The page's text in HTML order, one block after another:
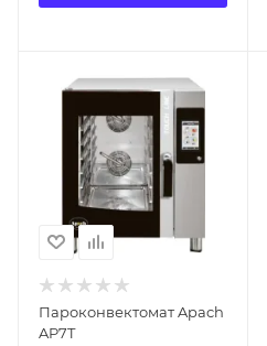
Пароконвектомат Apach
AP7T